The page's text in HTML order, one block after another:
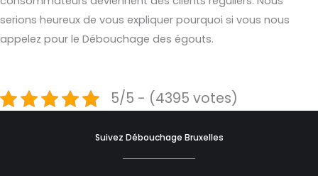
serions heureux de vous expliquer pourquoi si vous nous
appelez pour le Débouchage des égouts.
5/5 - (4395 votes)
Suivez Débouchage Bruxelles